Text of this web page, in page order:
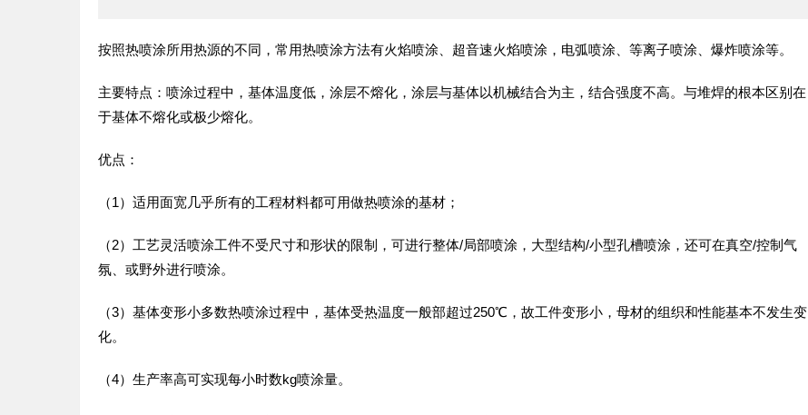
按照热喷涂所用热源的不同，常用热喷涂方法有火焰喷涂、超音速火焰喷涂，电弧喷涂、等离子喷涂、爆炸喷涂等。
主要特点：喷涂过程中，基体温度低，涂层不熔化，涂层与基体以机械结合为主，结合强度不高。与堆焊的根本区别在
于基体不熔化或极少熔化。
优点：
（1）适用面宽几乎所有的工程材料都可用做热喷涂的基材；
（2）工艺灵活喷涂工件不受尺寸和形状的限制，可进行整体/局部喷涂，大型结构/小型孔槽喷涂，还可在真空/控制气
氛、或野外进行喷涂。
（3）基体变形小多数热喷涂过程中，基体受热温度一般部超过250℃，故工件变形小，母材的组织和性能基本不发生变
化。
（4）生产率高可实现每小时数kg喷涂量。